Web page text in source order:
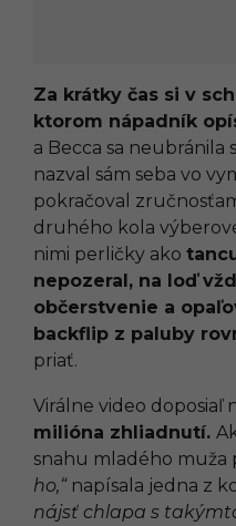
Za krátky čas si v
ktorom nápadník
a Becca sa neubránila
nazval sám seba vo
pokračoval
druhého kola
nimi perličky ako
nepozeral, na loď
občerstvenie a
backflip z paluby
priať.
Virálne video doposiaľ
milióna zhliadnutí.
snahu mladého muža
ho,“napísala jedna z
nájsť chlapa s